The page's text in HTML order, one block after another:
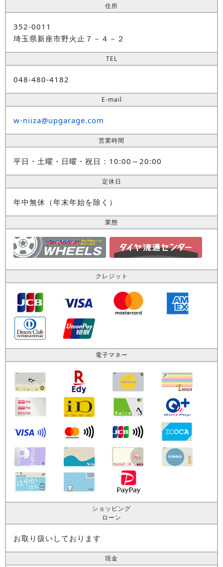
住所
352-0011
埼玉県新座市野火止７－４－２
TEL
048-480-4182
E-mail
w-niiza@upgarage.com
営業時間
平日・土曜・日曜・祝日：10:00～20:00
定休日
年中無休（年末年始を除く）
業態
クレジット
電子マネー
ショッピング
ローン
お取り扱いしております
現金